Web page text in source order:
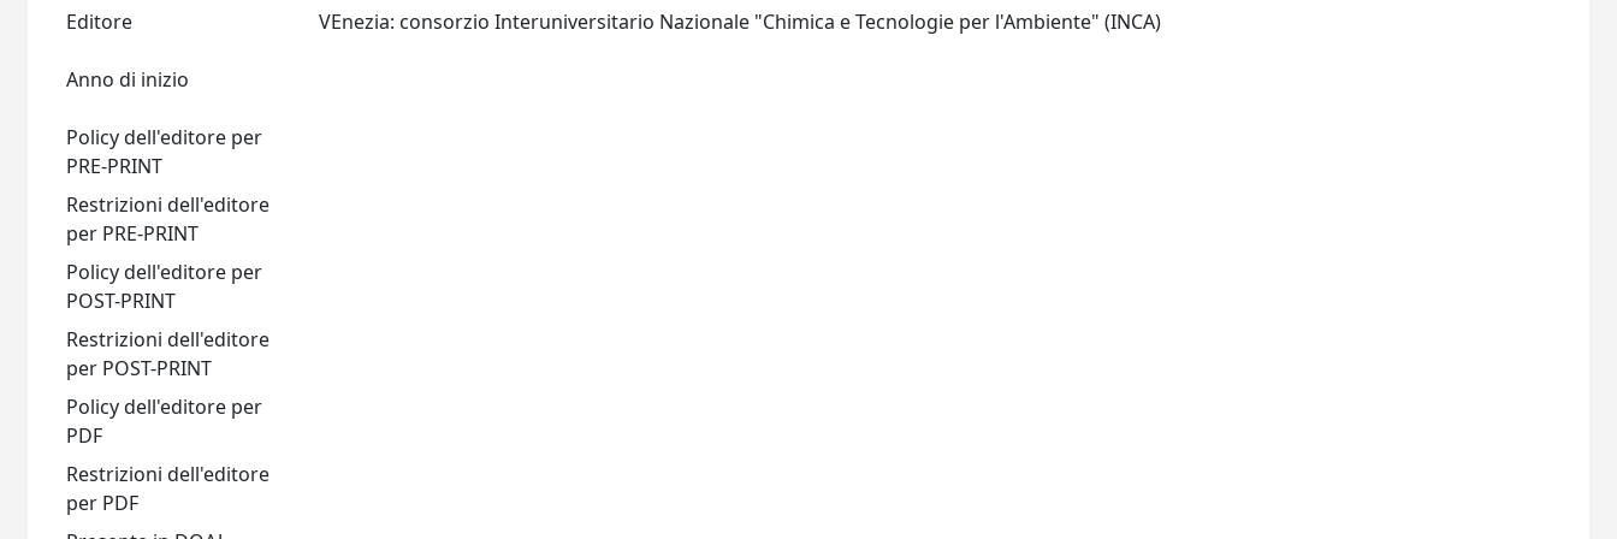
Editore
Anno di inizio
Policy dell'editore per
PRE-PRINT
Restrizioni dell'editore
per PRE-PRINT
Policy dell'editore per
POST-PRINT
Restrizioni dell'editore
per POST-PRINT
Policy dell'editore per
PDF
Restrizioni dell'editore
per PDF